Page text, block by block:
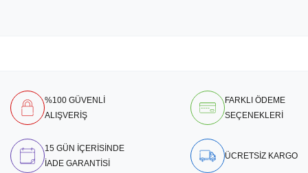
%100 GÜVENLİ
ALIŞVERİŞ
FARKLI ÖDEME
SEÇENEKLERİ
15 GÜN İÇERİSİNDE
İADE GARANTİSİ
ÜCRETSİZ KARGO